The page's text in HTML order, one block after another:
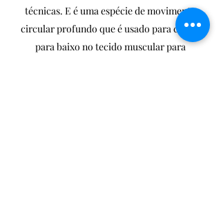
técnicas. E é uma espécie de movimento
circular profundo que é usado para cima e
para baixo no tecido muscular para